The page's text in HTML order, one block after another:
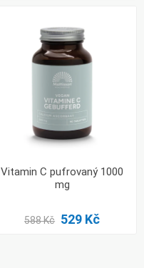
Vitamin C pufrovaný 1000
mg
588 Kč 529 Kč